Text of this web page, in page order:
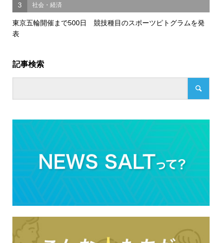
3 社会・経済
東京五輪開催まで500日 競技種目のスポーツピトグラムを発
表
記事検索